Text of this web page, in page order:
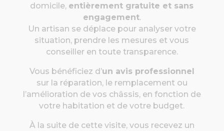
domicile, entièrement gratuite et sans
engagement.
Un artisan se déplace pour analyser votre
situation, prendre les mesures et vous
conseiller en toute transparence.
Vous bénéficiez d’un avis professionnel
sur la réparation, le remplacement ou
l’amélioration de vos châssis, en fonction de
votre habitation et de votre budget.
À la suite de cette visite, vous recevez un